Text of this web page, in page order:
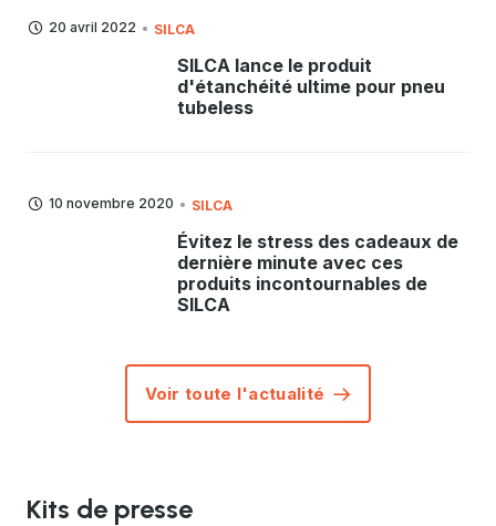
20 avril 2022 SILCA
SILCA lance le produit
d'étanchéité ultime pour pneu
tubeless
10 novembre 2020 SILCA
Évitez le stress des cadeaux de
dernière minute avec ces
produits incontournables de
SILCA
Voir toute l'actualité
Kits de presse